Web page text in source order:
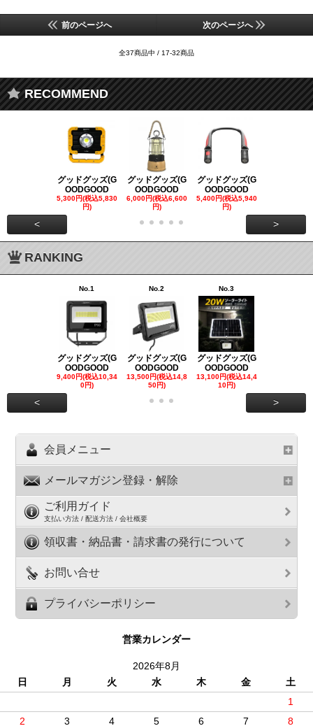
前のページへ 次のページへ
全37商品中 / 17-32商品
RECOMMEND
グッドグッズ(G
OODGOOD
5,300円(税込5,830
円)
グッドグッズ(G
OODGOOD
6,000円(税込6,600
円)
グッドグッズ(G
OODGOOD
5,400円(税込5,940
円)
< >
RANKING
No.1
グッドグッズ(G
OODGOOD
9,400円(税込10,34
0円)
No.2
グッドグッズ(G
OODGOOD
13,500円(税込14,8
50円)
No.3
グッドグッズ(G
OODGOOD
13,100円(税込14,4
10円)
< >
会員メニュー
メールマガジン登録・解除
ご利用ガイド
支払い方法 / 配送方法 / 会社概要
領収書・納品書・請求書の発行について
お問い合せ
プライバシーポリシー
営業カレンダー
2026年8月
日
月 火 水 木 金
土
1
2
3 4 5 6 7 8